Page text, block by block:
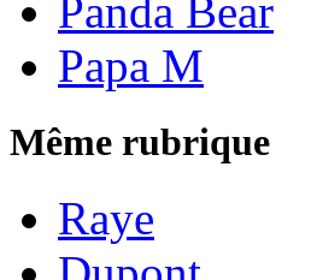
Panda Bear
Papa M
Même rubrique
Raye